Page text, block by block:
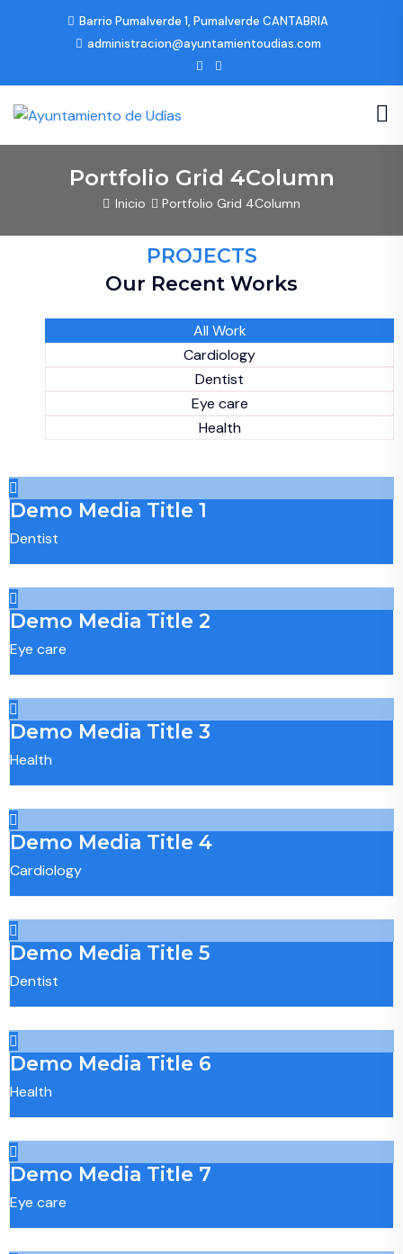
Barrio Pumalverde 1, Pumalverde CANTABRIA
administracion@ayuntamientoudias.com
Portfolio Grid 4Column
Inicio Portfolio Grid 4Column
PROJECTS
Our Recent Works
All Work
Cardiology
Dentist
Eye care
Health
Demo Media Title 1
Dentist
Demo Media Title 2
Eye care
Demo Media Title 3
Health
Demo Media Title 4
Cardiology
Demo Media Title 5
Dentist
Demo Media Title 6
Health
Demo Media Title 7
Eye care